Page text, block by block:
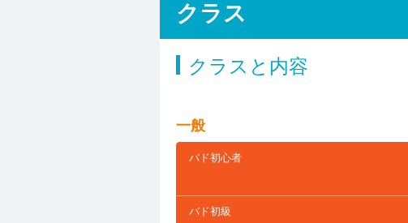
クラス
クラスと内容
一般
バド初心者
バド初級